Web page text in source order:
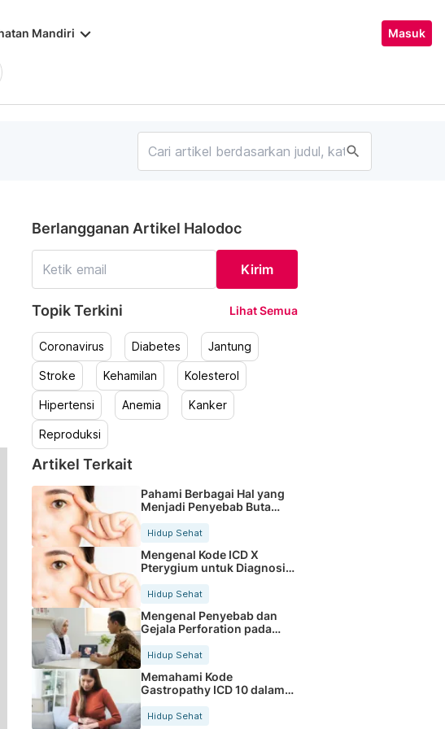
Mandiri keyboard_arrow_down Masuk
search
Berlangganan Artikel Halodoc
Kirim
Topik Terkini Lihat Semua
Coronavirus Diabetes Jantung
Stroke Kehamilan Kolesterol
Hipertensi Anemia Kanker
Reproduksi
Artikel Terkait
Pahami Berbagai Hal yang
Menjadi Penyebab Buta
Hidup Sehat
Mengenal Kode ICD X
Pterygium untuk Diagnosis
Hidup Sehat
Mengenal Penyebab dan
Gejala Perforation pada
Tubuh
Hidup Sehat
Memahami Kode
Gastropathy ICD 10 dalam
Rekam Medis Pasien
Hidup Sehat